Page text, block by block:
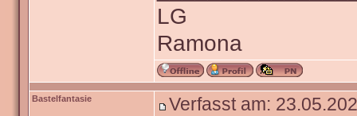
LG
Ramona
Bastelfantasie Verfasst am: